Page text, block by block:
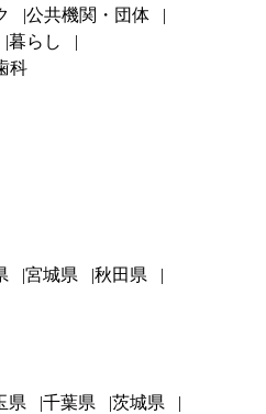
公共機関・団体
暮らし
科
宮城県
秋田県
県 千葉県
茨城県